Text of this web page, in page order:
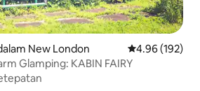
New London Penarafan
4.96 (192)
Glamping: KABIN FAIRY